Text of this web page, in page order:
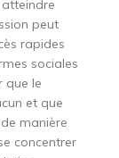
peut
rapides
sociales
que le
et que
manière
concentrer